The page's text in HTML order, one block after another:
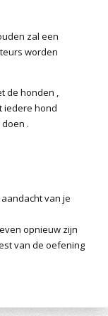
zal een
worden
de honden ,
iedere hond
.
van je
opnieuw zijn
van de oefening